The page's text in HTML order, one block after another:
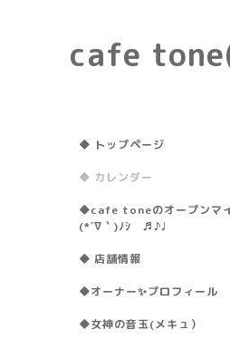
cafe
◆ トップページ
◆ カレンダー
◆cafe toneのオープンマ
(*´∇｀)ﾉｼ ♬♪♩
◆ 店舗情報
◆オーナー✨プロフィール
◆女神の音玉(メキュ）